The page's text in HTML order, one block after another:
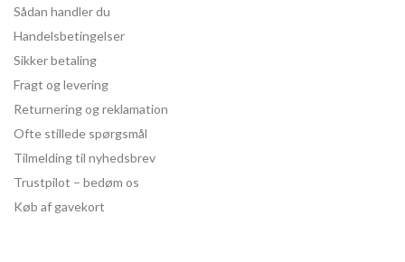
Sådan handler du
Handelsbetingelser
Sikker betaling
Fragt og levering
Returnering og reklamation
Ofte stillede spørgsmål
Tilmelding til nyhedsbrev
Trustpilot – bedøm os
Køb af gavekort